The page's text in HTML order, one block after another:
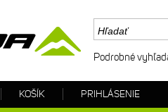
Podrobné
KOŠÍK PRIHLÁSENIE